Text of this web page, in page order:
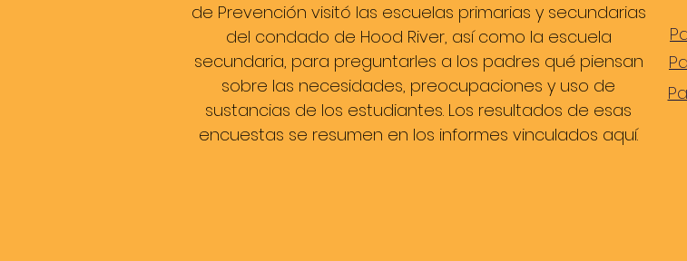
de Prevención visitó las escuelas primarias y secundarias
del condado de Hood River, así como la escuela
secundaria, para preguntarles a los padres qué piensan
sobre las necesidades, preocupaciones y uso de
sustancias de los estudiantes. Los resultados de esas
encuestas se resumen en los informes vinculados aquí.